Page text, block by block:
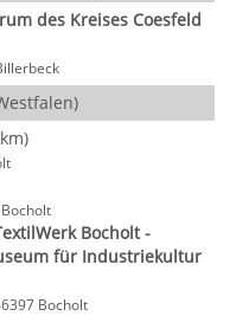
des Kreises Coesfeld
Bocholt -
für Industriekultur
Bocholt